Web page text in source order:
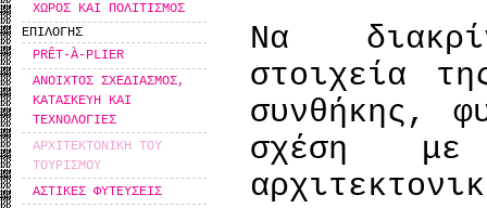
ΧΩΡΟΣ ΚΑΙ ΠΟΛΙΤΙΣΜΟΣ
ΕΠΙΛΟΓΗΣ
PRÊT-À-PLIER
ΑΝΟΙΧΤΟΣ ΣΧΕΔΙΑΣΜΟΣ,
ΚΑΤΑΣΚΕΥΗ ΚΑΙ
ΤΕΧΝΟΛΟΓΙΕΣ
ΑΡΧΙΤΕΚΤΟΝΙΚΗ ΤΟΥ
ΤΟΥΡΙΣΜΟΥ
ΑΣΤΙΚΕΣ ΦΥΤΕΥΣΕΙΣ
Να
στοιχεία
συνθήκης,
σχέση